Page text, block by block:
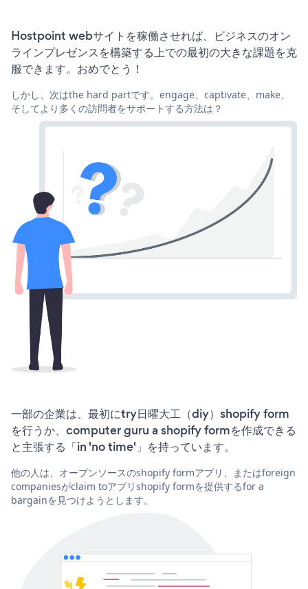
Hostpoint webサイトを稼働させれば、ビジネスのオン
ラインプレゼンスを構築する上での最初の大きな課題を克
服できます。おめでとう！
しかし、次はthe hard partです。engage、captivate、make、
そしてより多くの訪問者をサポートする方法は？
一部の企業は、最初にtry日曜大工（diy）shopify form
を行うか、computer guru a shopify formを作成できる
と主張する「in 'no time'」を持っています。
他の人は、オープンソースのshopify formアプリ、またはforeign
companiesがclaim toアプリshopify formを提供するfor a
bargainを見つけようとします。